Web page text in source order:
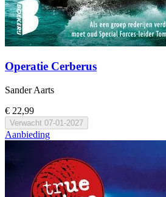
Operatie Cerberus
Sander Aarts
€ 22,99
Verwacht 07-01-2027
Aanbieding